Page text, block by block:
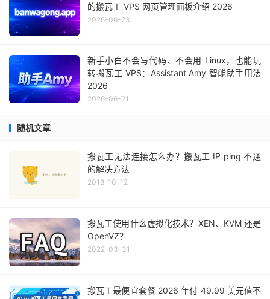
的搬瓦工 VPS 网页管理面板介绍 2026
2026-06-23
新手小白不会写代码、不会用 Linux，也能玩
转搬瓦工 VPS：Assistant Amy 智能助手用法
2026
2026-06-21
随机文章
搬瓦工无法连接怎么办？搬瓦工 IP ping 不通
的解决方法
2018-10-12
搬瓦工使用什么虚拟化技术？XEN、KVM 还是
OpenVZ？
2022-03-31
搬瓦工最便宜套餐 2026 年付 49.99 美元值不